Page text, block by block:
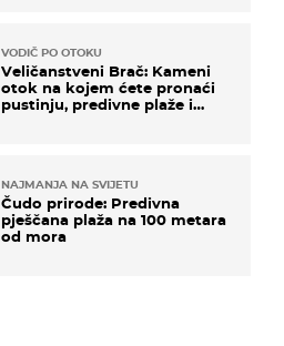
VODIČ PO OTOKU
Veličanstveni Brač: Kameni
otok na kojem ćete pronaći
pustinju, predivne plaže i
NAJMANJA NA SVIJETU
Čudo prirode: Predivna
pješčana plaža na 100 metara
od mora